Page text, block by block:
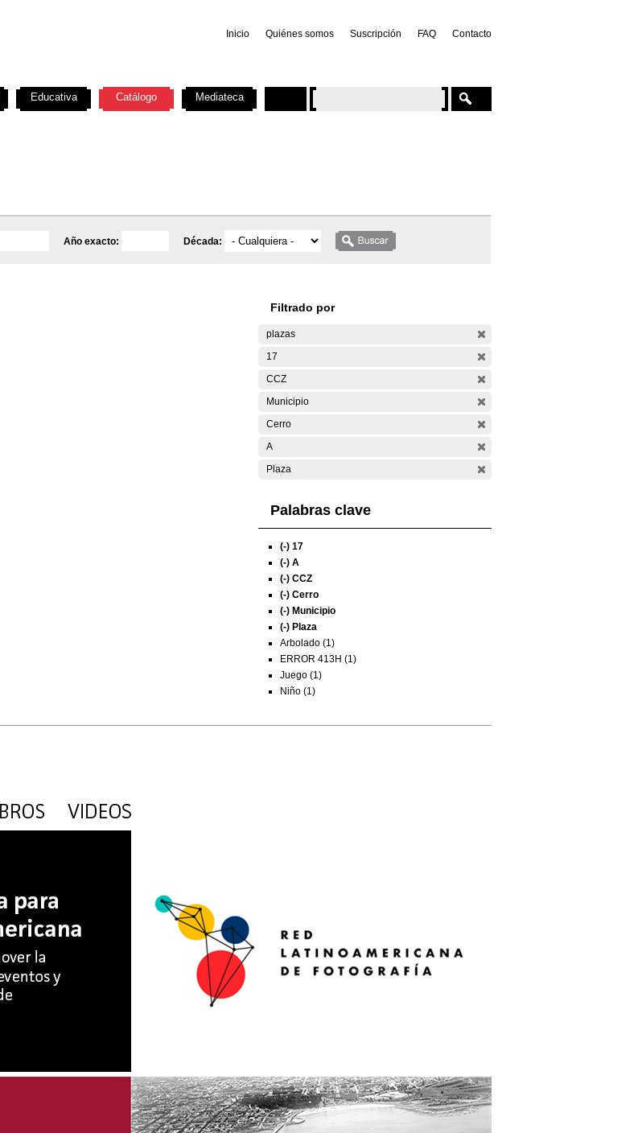
Inicio Quiénes somos Suscripción FAQ Contacto
Año exacto: Década:
Filtrado por
plazas
17
CCZ
Municipio
Cerro
A
Plaza
Palabras clave
(-) 17
(-) A
(-) CCZ
(-) Cerro
(-) Municipio
(-) Plaza
Arbolado (1)
ERROR 413H (1)
Juego (1)
Niño (1)
Educativa Catálogo Mediateca